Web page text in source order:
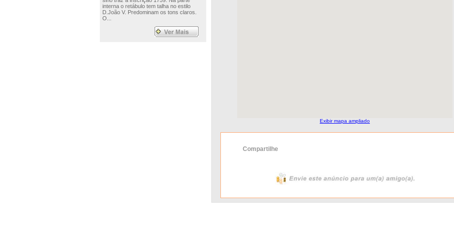
interna o retábulo tem talha no estilo
D.João V. Predominam os tons claros.
O...
Exibir mapa ampliado
Compartilhe